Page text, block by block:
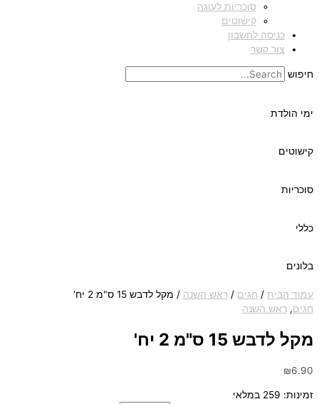
סוכריות לעוגה
קישוטים
כניסה לחשבון
צור קשר
חיפוש
ימי הולדת
קישוטים
סוכריות
כללי
בלונים
עמוד הבית / חגים / ראש השנה / מקל לדבש 15 ס"מ 2 יח'
חגים, ראש השנה
מקל לדבש 15 ס"מ 2 יח'
₪6.90
זמינות: 259 במלאי